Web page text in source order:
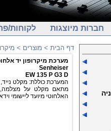
חברות מיוצגות לקוחות/
דף הבית > מוצרים >
מערכת מיקרופון יד
Senheiser
EW 135 P G3 D
המערכת כוללת: מקלט נייד,
מתאם מקלט על
האלחוטי מיועד ליישומי